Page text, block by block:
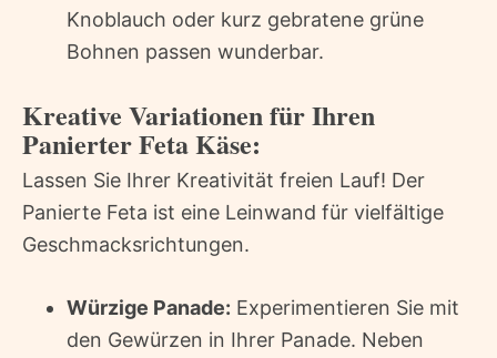
Knoblauch oder kurz gebratene grüne
Bohnen passen wunderbar.
Kreative Variationen für Ihren
Panierter Feta Käse:
Lassen Sie Ihrer Kreativität freien Lauf! Der
Panierte Feta ist eine Leinwand für vielfältige
Geschmacksrichtungen.
Würzige Panade: Experimentieren Sie mit
den Gewürzen in Ihrer Panade. Neben